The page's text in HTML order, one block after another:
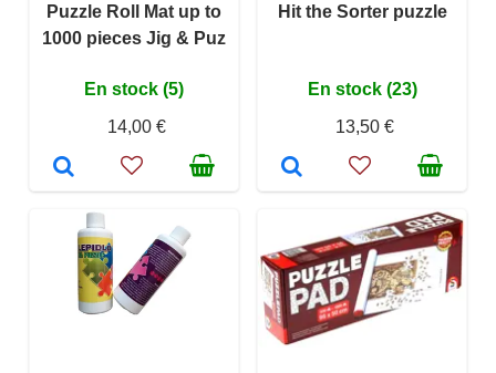
Puzzle Roll Mat up to
1000 pieces Jig & Puz
En stock (5)
14,00 €
Hit the Sorter puzzle
En stock (23)
13,50 €